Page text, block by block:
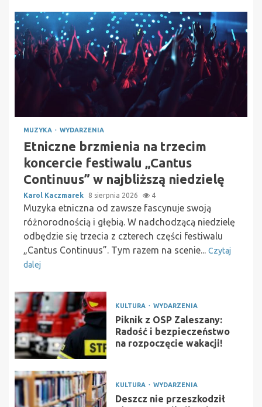
MUZYKA WYDARZENIA
Etniczne brzmienia na trzecim
koncercie festiwalu „Cantus
Continuus” w najbliższą niedzielę
Karol Kaczmarek 8 sierpnia 2026 4
Muzyka etniczna od zawsze fascynuje swoją
różnorodnością i głębią. W nadchodzącą niedzielę
odbędzie się trzecia z czterech części festiwalu
„Cantus Continuus”. Tym razem na scenie... Czytaj
dalej
KULTURA WYDARZENIA
Piknik z OSP Zaleszany:
Radość i bezpieczeństwo
na rozpoczęcie wakacji!
KULTURA WYDARZENIA
Deszcz nie przeszkodził